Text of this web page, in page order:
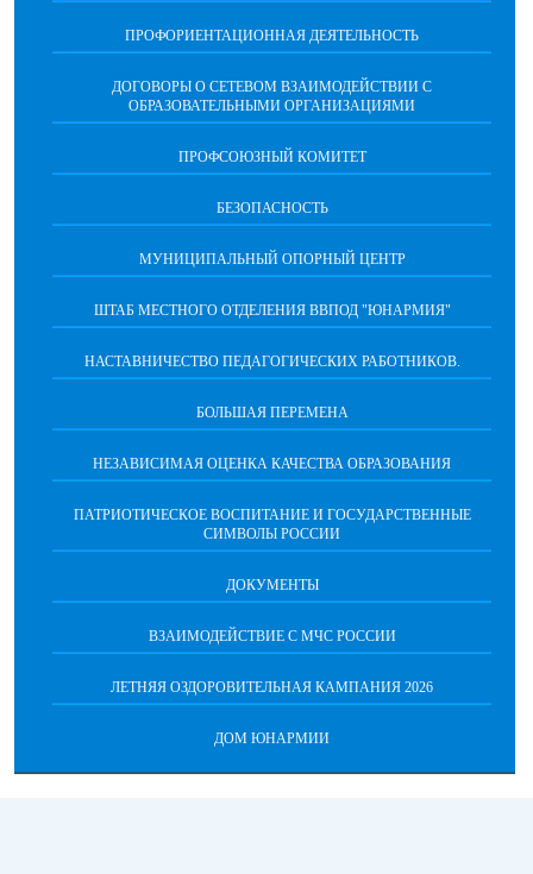
ПРОФОРИЕНТАЦИОННАЯ ДЕЯТЕЛЬНОСТЬ
ДОГОВОРЫ О СЕТЕВОМ ВЗАИМОДЕЙСТВИИ С
ОБРАЗОВАТЕЛЬНЫМИ ОРГАНИЗАЦИЯМИ
ПРОФСОЮЗНЫЙ КОМИТЕТ
БЕЗОПАСНОСТЬ
МУНИЦИПАЛЬНЫЙ ОПОРНЫЙ ЦЕНТР
ШТАБ МЕСТНОГО ОТДЕЛЕНИЯ ВВПОД "ЮНАРМИЯ"
НАСТАВНИЧЕСТВО ПЕДАГОГИЧЕСКИХ РАБОТНИКОВ.
БОЛЬШАЯ ПЕРЕМЕНА
НЕЗАВИСИМАЯ ОЦЕНКА КАЧЕСТВА ОБРАЗОВАНИЯ
ПАТРИОТИЧЕСКОЕ ВОСПИТАНИЕ И ГОСУДАРСТВЕННЫЕ
СИМВОЛЫ РОССИИ
ДОКУМЕНТЫ
ВЗАИМОДЕЙСТВИЕ С МЧС РОССИИ
ЛЕТНЯЯ ОЗДОРОВИТЕЛЬНАЯ КАМПАНИЯ 2026
ДОМ ЮНАРМИИ